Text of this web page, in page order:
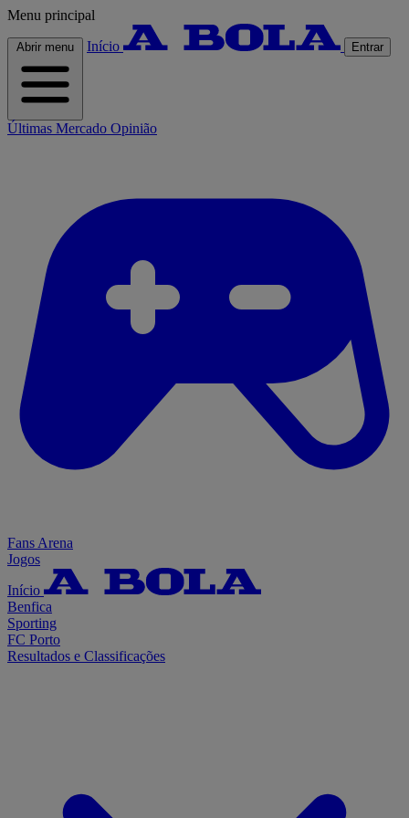
Menu principal
Abrir menu Início Entrar
Últimas Mercado Opinião
Fans Arena
Jogos
Início
Benfica
Sporting
FC Porto
Resultados e Classificações